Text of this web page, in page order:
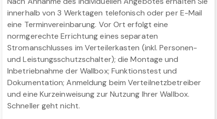
innerhalb von 3 Werktagen telefonisch oder per E-Mail
eine Terminvereinbarung. Vor Ort erfolgt eine
normgerechte Errichtung eines separaten
Stromanschlusses im Verteilerkasten (inkl. Personen-
und Leistungsschutzschalter); die Montage und
Inbetriebnahme der Wallbox; Funktionstest und
Dokumentation; Anmeldung beim Verteilnetzbetreiber
und eine Kurzeinweisung zur Nutzung Ihrer Wallbox.
Schneller geht nicht.